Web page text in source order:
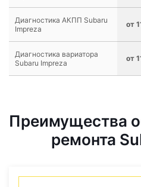
Диагностика АКПП Subaru
Impreza
от
Диагностика вариатора
Subaru Impreza
от
Преимущества
ремонта